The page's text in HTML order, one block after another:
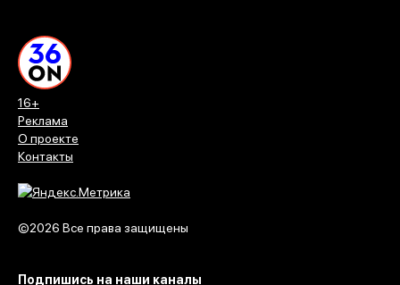
16+
Реклама
О проекте
Контакты
©2026 Все права защищены
Подпишись на наши каналы